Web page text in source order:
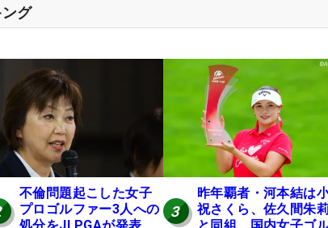
グ
不倫問題起こした女子
プロゴルファー3人への
3
昨年覇者・河本結は
祝さくら、佐久間朱